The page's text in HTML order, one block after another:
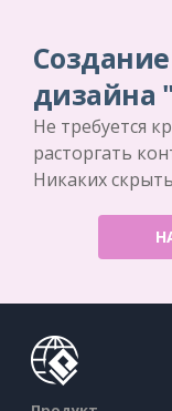
дизайна
Не требуется
расторгать
Никаких